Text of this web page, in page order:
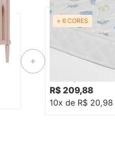
+ 6 CORES
Colchão de
70cmx1,30mx10cm
R$ 209,88
10x de R$